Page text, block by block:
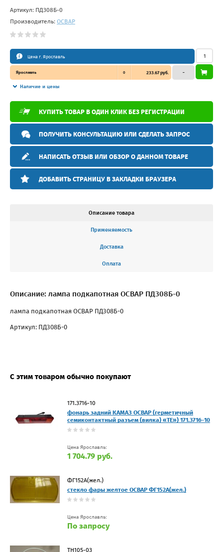
Артикул: ПД308Б-0
Производитель: ОСВАР
Цена г. Ярославль
Ярославль 0 233.67 руб.
Наличие и цены
–
КУПИТЬ ТОВАР В ОДИН КЛИК БЕЗ РЕГИСТРАЦИИ
ПОЛУЧИТЬ КОНСУЛЬТАЦИЮ ИЛИ СДЕЛАТЬ ЗАПРОС
НАПИСАТЬ ОТЗЫВ ИЛИ ОБЗОР О ДАННОМ ТОВАРЕ
ДОБАВИТЬ СТРАНИЦУ В ЗАКЛАДКИ БРАУЗЕРА
Описание товара
Применяемость
Доставка
Оплата
Описание: лампа подкапотная ОСВАР ПД308Б-0
лампа подкапотная ОСВАР ПД308Б-0
Артикул: ПД308Б-0
С этим товаром обычно покупают
171.3716-10
фонарь задний КАМАЗ ОСВАР (герметичный
семиконтактный разъем (вилка) «ТЕ») 171.3716-10
Цена Ярославль:
1 704.79 руб.
ФГ152А(жел.)
стекло фары желтое ОСВАР ФГ152А(жел.)
Цена Ярославль:
По запросу
ТН105-03